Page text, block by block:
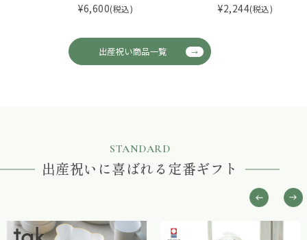
¥6,600(税込) ¥2,244(税込)
出産祝い商品一覧
STANDARD
出産祝いに喜ばれる定番ギフト